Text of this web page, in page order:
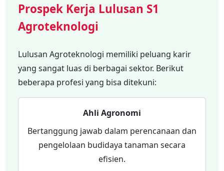
Prospek Kerja Lulusan S1
Agroteknologi
Lulusan Agroteknologi memiliki peluang karir
yang sangat luas di berbagai sektor. Berikut
beberapa profesi yang bisa ditekuni:
Ahli Agronomi
Bertanggung jawab dalam perencanaan dan
pengelolaan budidaya tanaman secara
efisien.